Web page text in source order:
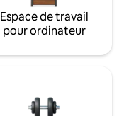
Espace de travail
pour ordinateur